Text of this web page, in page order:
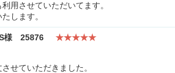
用させていただいてます。
します。
様 25876 ★★★★★
せていただきました。